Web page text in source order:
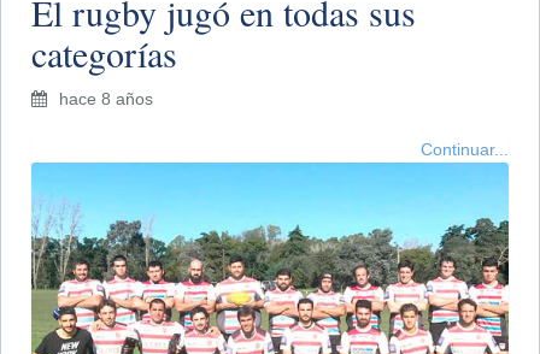
El rugby jugó en todas sus
categorías
hace 8 años
Continuar...